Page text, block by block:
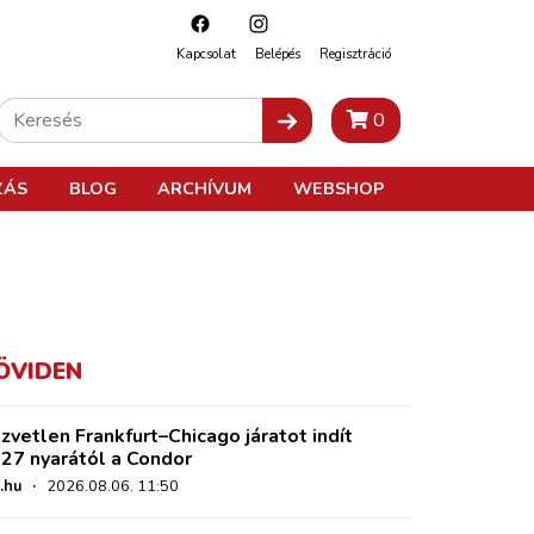
Kapcsolat Belépés Regisztráció
0
BLOG ARCHÍVUM WEBSHOP
Frankfurt–Chicago járatot indít
nyarától a Condor
· 2026.08.06. 11:50